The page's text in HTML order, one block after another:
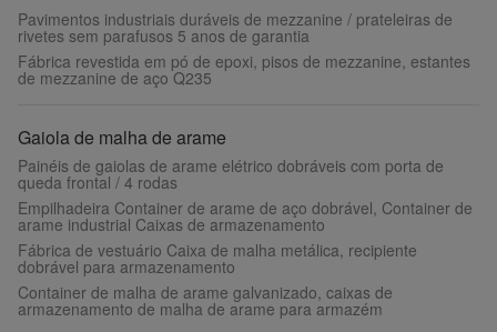
Pavimentos industriais duráveis de mezzanine / prateleiras de
rivetes sem parafusos 5 anos de garantia
Fábrica revestida em pó de epoxi, pisos de mezzanine, estantes
de mezzanine de aço Q235
Gaiola de malha de arame
Painéis de gaiolas de arame elétrico dobráveis com porta de
queda frontal / 4 rodas
Empilhadeira Container de arame de aço dobrável, Container de
arame industrial Caixas de armazenamento
Fábrica de vestuário Caixa de malha metálica, recipiente
dobrável para armazenamento
Container de malha de arame galvanizado, caixas de
armazenamento de malha de arame para armazém